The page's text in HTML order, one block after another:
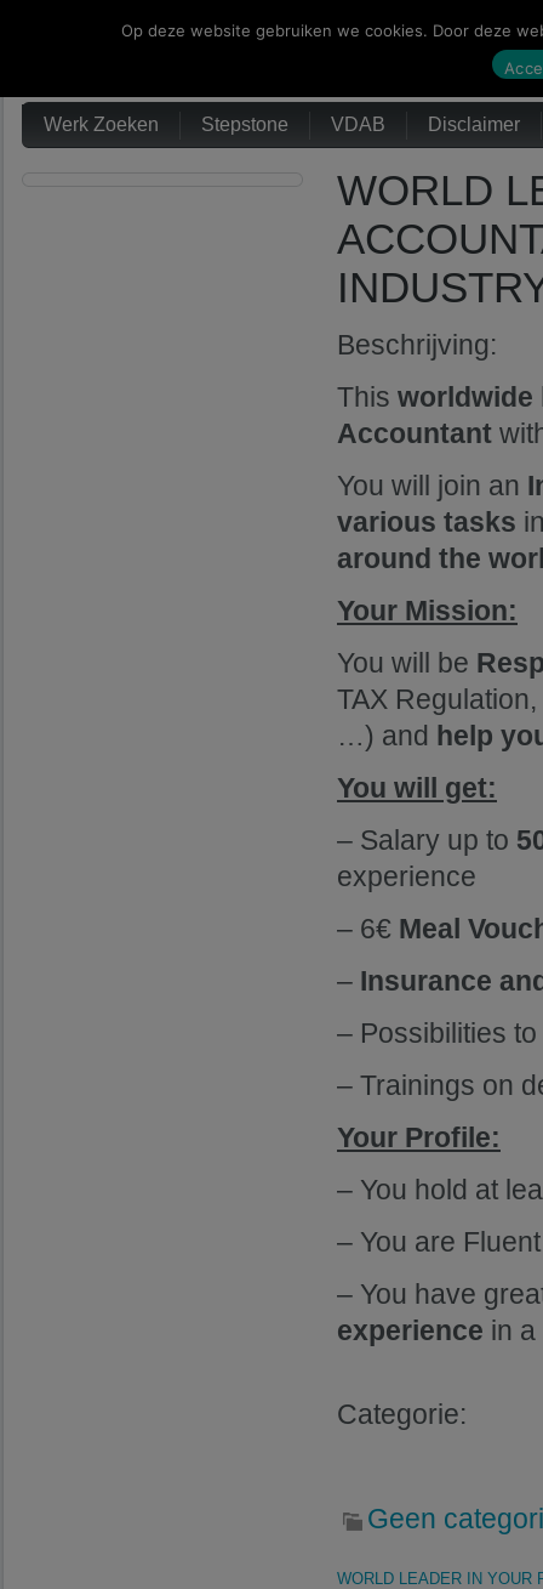
Werk Zoeken Stepstone VDAB Disclaimer
WORLD
Beschrijving:
This worldwide
Accountant
You will join an
various tasks
around the
Your Mission:
You will be
TAX
…) and help
You will get:
– Salary up to
experience
– 6€ Meal
– Insurance
– Possibilities to
– Trainings on
Your Profile:
– You hold at
– You are
– You have
experience in a
Categorie:
Geen
WORLD LEADER IN YOUR
Op deze website gebruiken we cookies. Door deze